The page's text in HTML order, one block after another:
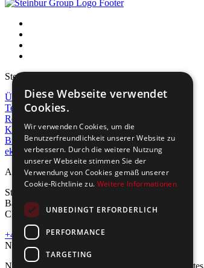
Steinburg Group
Über uns
Team
Referenzen
Kontakt
Broschüre
ekko acoustics
Adresse
Steinburg Group GmbH
Badenerstrasse 122
CH-5466 Kaiserstuhl
+41 43 433 00 25
Newsletter
Diese Webseite verwendet
Cookies.
Wir verwenden Cookies, um die
Benutzerfreundlichkeit unserer Website zu
verbessern. Durch die weitere Nutzung
unserer Webseite stimmen Sie der
Verwendung von Cookies gemäß unserer
Cookie-Richtlinie zu. Weitere Informationen
UNBEDINGT ERFORDERLICH
PERFORMANCE
TARGETING